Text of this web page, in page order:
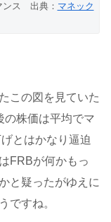
ンス 出典： マネック
この図を見ていた
の株価は平均でマ
とはかなり逼迫
FRBが何かもっ
と疑ったがゆえに
ですね。